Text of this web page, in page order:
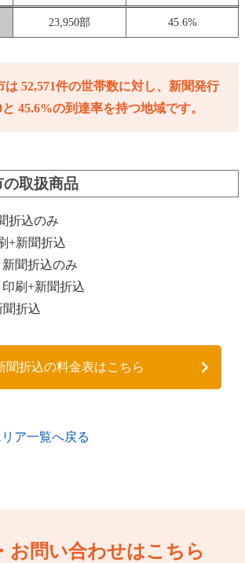
23,950部 45.6%
は 52,571件の世帯数に対し、新聞発行
45.6%の到達率を持つ地域です。
取扱商品
折込のみ
+新聞折込
聞折込のみ
刷+新聞折込
聞折込
聞折込の料金表はこちら
ア一覧へ戻る
お問い合わせはこちら